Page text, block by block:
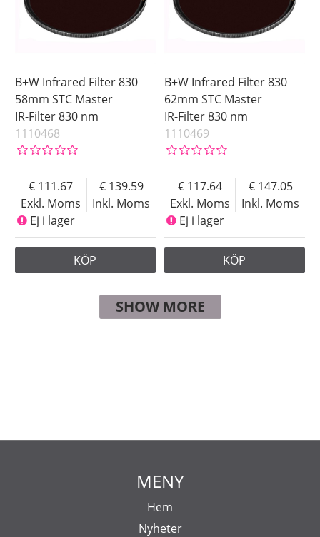
B+W Infrared Filter 830
58mm STC Master
IR-Filter 830 nm
1110468
Exkl. Moms
111.67
Inkl. Moms
139.59
Ej i lager
KÖP
B+W Infrared Filter 830
62mm STC Master
IR-Filter 830 nm
1110469
Exkl. Moms
117.64
Inkl. Moms
147.05
Ej i lager
KÖP
SHOW MORE
MENY
Hem
Nyheter